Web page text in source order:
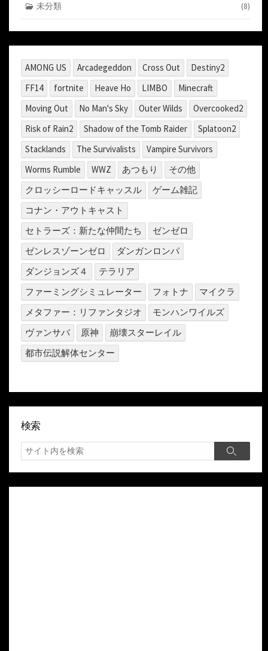
未分類 (8)
AMONG US Arcadegeddon Cross Out
Destiny2
FF14
fortnite Heave Ho LIMBO
Minecraft
Moving Out
No Man's Sky Outer Wilds
Overcooked2
Risk of Rain2
Shadow of the Tomb Raider
Splatoon2
Stacklands
The Survivalists
Vampire Survivors
Worms Rumble
WWZ あつもり
その他
クロッシーロードキャッスル
ゲーム雑記
コナン・アウトキャスト
セトラーズ：新たな仲間たち
ゼンゼロ
ゼンレスゾーンゼロ
ダンガンロンパ
ダンジョンズ４
テラリア
ファーミングシミュレーター
フォトナ
マイクラ
メタファー：リファンタジオ
モンハンワイルズ
ヴァンサバ
原神
崩壊スターレイル
都市伝説解体センター
検索
検
索
検